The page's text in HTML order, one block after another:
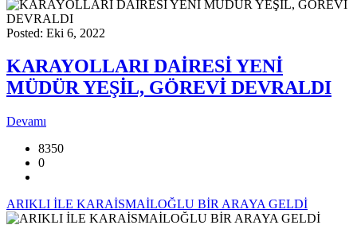
Posted: Eki 6, 2022
KARAYOLLARI DAİRESİ YENİ
MÜDÜR YEŞİL, GÖREVİ DEVRALDI
Devamı
8350
0
ARIKLI İLE KARAİSMAİLOĞLU BİR ARAYA GELDİ